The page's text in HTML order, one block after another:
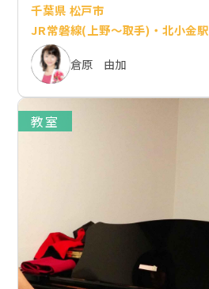
千葉県 松戸市
JR常磐線(上野～取手)・北小金駅
倉原 由加
教室